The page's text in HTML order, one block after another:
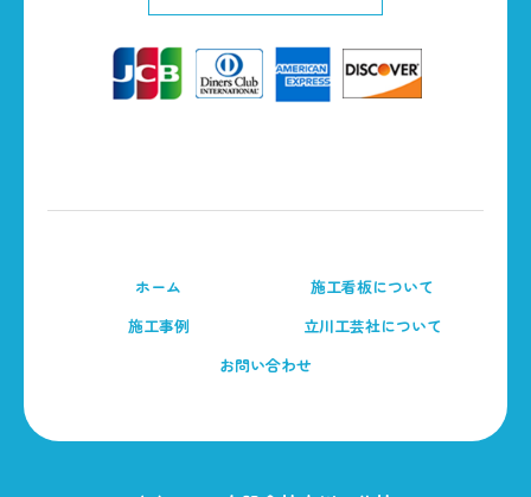
ホーム
施工看板について
施工事例
立川工芸社について
お問い合わせ